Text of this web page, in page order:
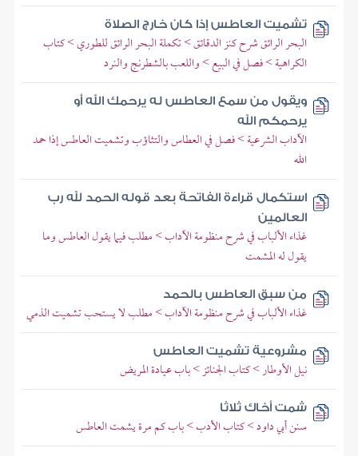
تشميت العاطس إذا كان خارج الصلاة
البحر الرائق شرح كنز الدقائق > تكملة البحر الرائق للطوري > كتاب
الكراهية > فصل في البيع > واللعب بالشطرنج والنرد
ويقول من سمع العاطس له يرحمك الله أو
يرحمكم الله
الآداب الشرعية > فصل في العطاس والتثاؤب وتشميت العاطس إذا حمد
الله
استكمال قراءة الفاتحة بعد قوله الحمد لله رب
العالمين
غذاء الألباب في شرح منظومة الآداب > مطلب فيما يقول العاطس وما
يقول له المشمت
من سبق العاطس بالحمد
غذاء الألباب في شرح منظومة الآداب > مطلب لا يستحب تشميت الذمي
مشروعية تشميت العاطس
نيل الأوطار > كتاب الجنائز > باب عيادة المريض
شمت أخاك ثلاثا
سنن أبي داود > كتاب الأدب > باب كم مرة يشمت العاطس